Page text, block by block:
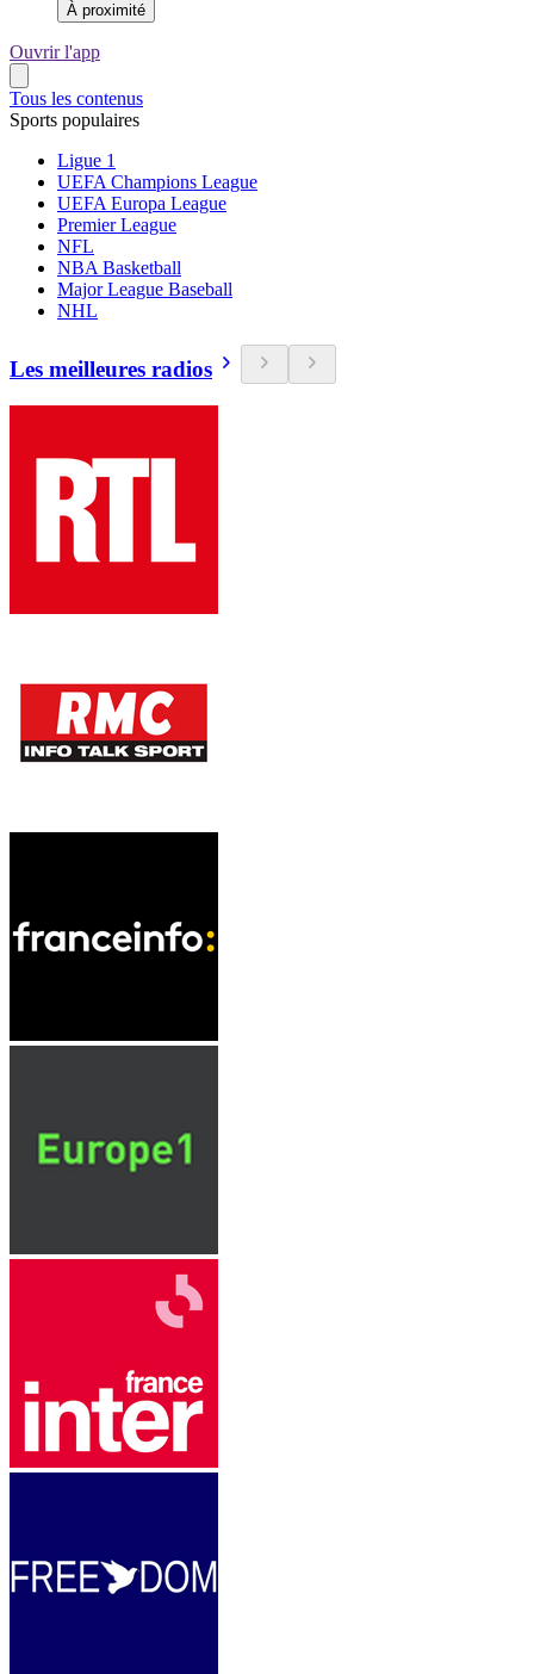
À proximité
Ouvrir l'app
Tous les contenus
Sports populaires
Ligue 1
UEFA Champions League
UEFA Europa League
Premier League
NFL
NBA Basketball
Major League Baseball
NHL
Les meilleures radios